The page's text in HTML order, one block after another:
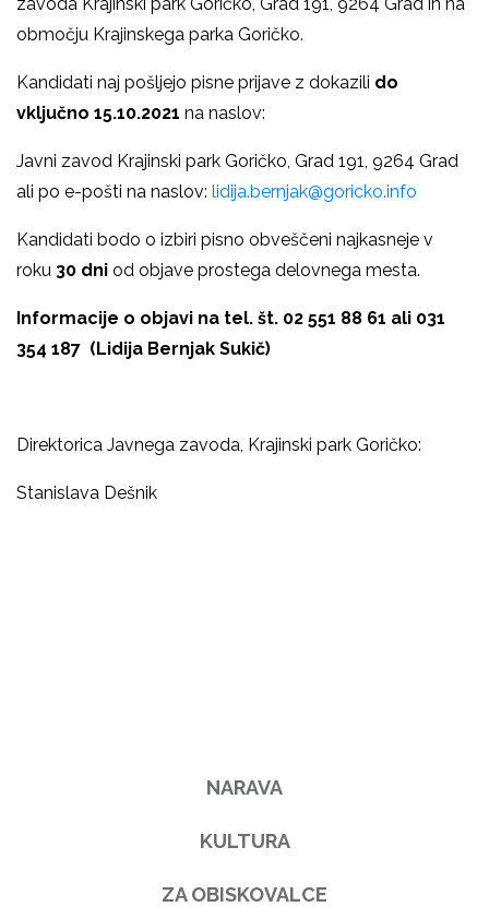
območju Krajinskega parka Goričko.
Kandidati naj pošljejo pisne prijave z dokazili do
vključno 15.10.2021 na naslov:
Javni zavod Krajinski park Goričko, Grad 191, 9264 Grad
ali po e-pošti na naslov: lidija.bernjak@goricko.info
Kandidati bodo o izbiri pisno obveščeni najkasneje v
roku 30 dni od objave prostega delovnega mesta.
Informacije o objavi na tel. št. 02 551 88 61 ali 031
354 187 (Lidija Bernjak Sukič)
Direktorica Javnega zavoda, Krajinski park Goričko:
Stanislava Dešnik
NARAVA
KULTURA
ZA OBISKOVALCE